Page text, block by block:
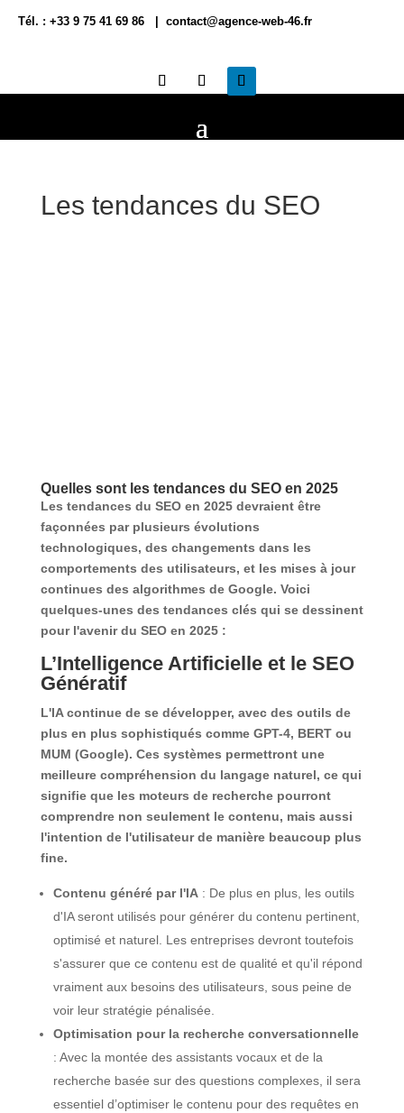
Tél. : +33 9 75 41 69 86 | contact@agence-web-46.fr
Les tendances du SEO
Quelles sont les tendances du SEO en 2025
Les tendances du SEO en 2025 devraient être
façonnées par plusieurs évolutions
technologiques, des changements dans les
comportements des utilisateurs, et les mises à jour
continues des algorithmes de Google. Voici
quelques-unes des tendances clés qui se dessinent
pour l'avenir du SEO en 2025 :
L’Intelligence Artificielle et le SEO
Génératif
L'IA continue de se développer, avec des outils de
plus en plus sophistiqués comme GPT-4, BERT ou
MUM (Google). Ces systèmes permettront une
meilleure compréhension du langage naturel, ce qui
signifie que les moteurs de recherche pourront
comprendre non seulement le contenu, mais aussi
l'intention de l'utilisateur de manière beaucoup plus
fine.
Contenu généré par l'IA: De plus en plus, les outils
d'IA seront utilisés pour générer du contenu pertinent,
optimisé et naturel. Les entreprises devront toutefois
s'assurer que ce contenu est de qualité et qu'il répond
vraiment aux besoins des utilisateurs, sous peine de
voir leur stratégie pénalisée.
Optimisation pour la recherche conversationnelle
: Avec la montée des assistants vocaux et de la
recherche basée sur des questions complexes, il sera
essentiel d’optimiser le contenu pour des requêtes en